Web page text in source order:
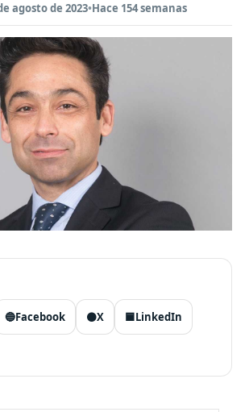
agosto de 2023•Hace 154 semanas
🔵Facebook ⚫X 🟦LinkedIn